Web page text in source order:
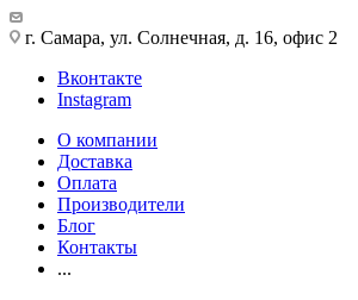
г. Самара, ул. Солнечная, д. 16, офис 2
Вконтакте
Instagram
О компании
Доставка
Оплата
Производители
Блог
Контакты
...